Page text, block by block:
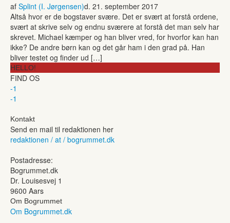
af Splint (I. Jørgensen)d. 21. september 2017
Altså hvor er de bogstaver svære. Det er svært at forstå ordene,
svært at skrive selv og endnu sværere at forstå det man selv har
skrevet. Michael kæmper og han bliver vred, for hvorfor kan han
ikke? De andre børn kan og det går ham i den grad på. Han
bliver testet og finder ud […]
HELLO!
FIND OS
-1
-1
Kontakt
Send en mail til redaktionen her
redaktionen / at / bogrummet.dk
Postadresse:
Bogrummet.dk
Dr. Louisesvej 1
9600 Aars
Om Bogrummet
Om Bogrummet.dk